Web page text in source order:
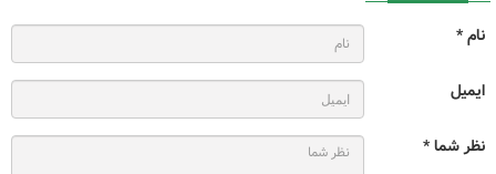
نام *
ایمیل
نظر شما *